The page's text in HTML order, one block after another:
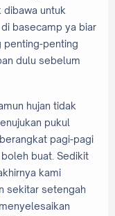
dibawa untuk
basecamp ya biar
penting-penting
dulu sebelum
hujan tidak
pukul
pagi-pagi
buat. Sedikit
kami
sekitar setengah